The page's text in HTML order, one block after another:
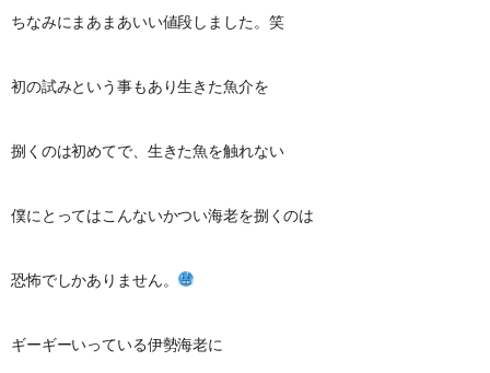
ちなみにまあまあいい値段しました。笑
初の試みという事もあり生きた魚介を
捌くのは初めてで、生きた魚を触れない
僕にとってはこんないかつい海老を捌くのは
恐怖でしかありません。
ギーギーいっている伊勢海老に